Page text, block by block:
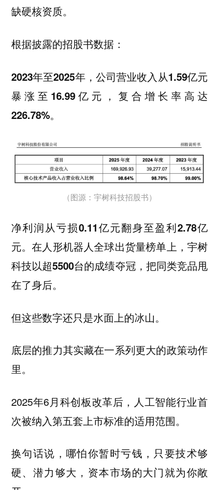
缺硬核资质。
根据披露的招股书数据：
2023年至2025年，公司营业收入从1.59亿元
暴涨至16.99亿元，复合增长率高达
226.78%。
（图源：宇树科技招股书）
净利润从亏损0.11亿元翻身至盈利2.78亿
元。在人形机器人全球出货量榜单上，宇树
科技以超5500台的成绩夺冠，把同类竞品甩
在了身后。
但这些数字还只是水面上的冰山。
底层的推力其实藏在一系列更大的政策动作
里。
2025年6月科创板改革后，人工智能行业首
次被纳入第五套上市标准的适用范围。
换句话说，哪怕你暂时亏钱，只要技术够
硬、潜力够大，资本市场的大门就为你敞